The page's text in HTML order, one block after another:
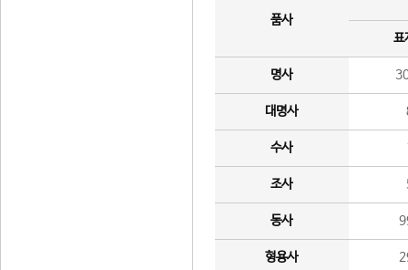
품사
표
명사
대명사
수사
조사
동사
형용사